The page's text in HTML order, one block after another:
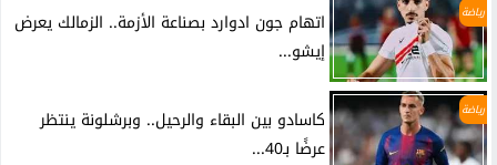
رياضة
اتهام جون ادوارد بصناعة الأزمة.. الزمالك يعرض
إيشو...
رياضة
كاسادو بين البقاء والرحيل.. وبرشلونة ينتظر
عرضًا بـ40...